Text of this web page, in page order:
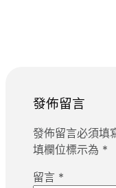
發佈留言
發佈留言必須填
填欄位標示為 *
留言 *